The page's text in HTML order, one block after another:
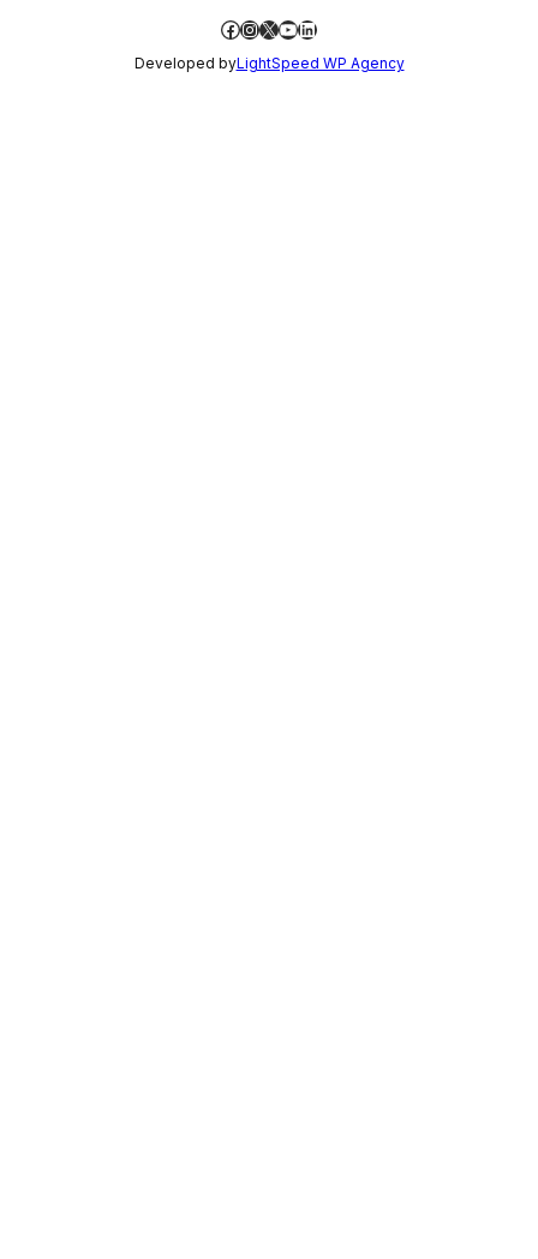
Facebook
Instagram
X YouTube
LinkedIn
Developed byLightSpeed WP Agency